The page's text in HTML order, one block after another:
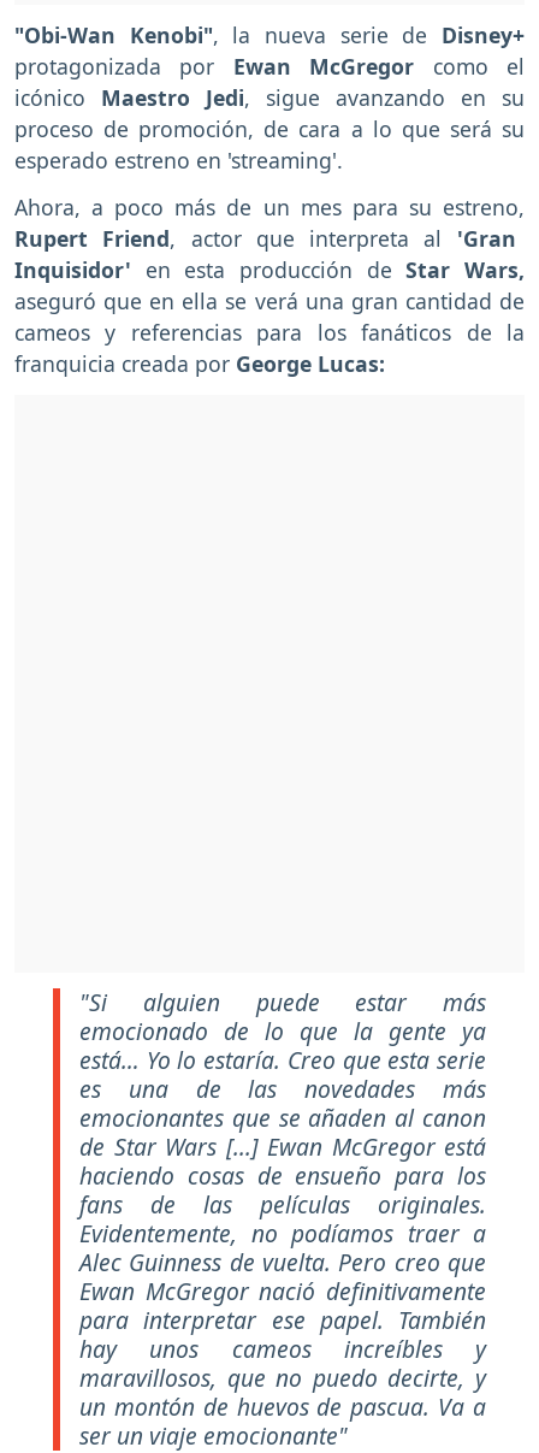
"Obi-Wan Kenobi", la nueva serie de Disney+
protagonizada por Ewan McGregor como el
icónico Maestro Jedi, sigue avanzando en su
proceso de promoción, de cara a lo que será su
esperado estreno en 'streaming'.
Ahora, a poco más de un mes para su estreno,
Rupert Friend, actor que interpreta al 'Gran
Inquisidor' en esta producción deStar Wars,
aseguró que en ella se verá una gran cantidad de
cameos y referencias para los fanáticos de la
franquicia creada por George Lucas:
"Si alguien puede estar más
emocionado de lo que la gente ya
está… Yo lo estaría. Creo que esta serie
es una de las novedades más
emocionantes que se añaden al canon
de Star Wars [...] Ewan McGregor está
haciendo cosas de ensueño para los
fans de las películas originales.
Evidentemente, no podíamos traer a
Alec Guinness de vuelta. Pero creo que
Ewan McGregor nació definitivamente
para interpretar ese papel. También
hay unos cameos increíbles y
maravillosos, que no puedo decirte, y
un montón de huevos de pascua. Va a
ser un viaje emocionante"